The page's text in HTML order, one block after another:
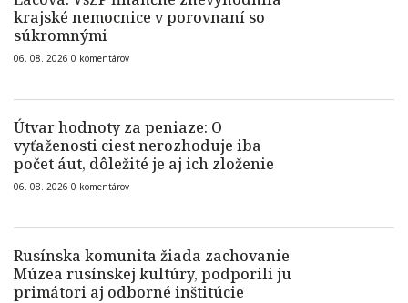
krajské nemocnice v porovnaní so
súkromnými
06. 08. 2026 0 komentárov
Útvar hodnoty za peniaze: O
vyťaženosti ciest nerozhoduje iba
počet áut, dôležité je aj ich zloženie
06. 08. 2026 0 komentárov
Rusínska komunita žiada zachovanie
Múzea rusínskej kultúry, podporili ju
primátori aj odborné inštitúcie